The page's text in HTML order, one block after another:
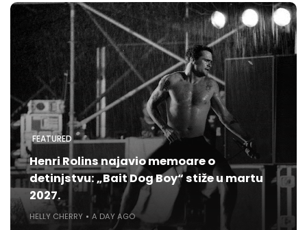
FEATURED
Henri Rolins najavio memoare o
detinjstvu: „Bait Dog Boy“ stiže u martu
2027.
HELLY CHERRY A DAY AGO